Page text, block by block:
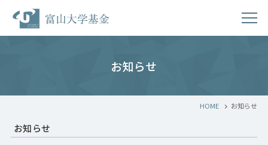
お知らせ
HOME お知らせ
お知らせ